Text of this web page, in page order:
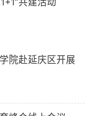
院赴延庆区开展